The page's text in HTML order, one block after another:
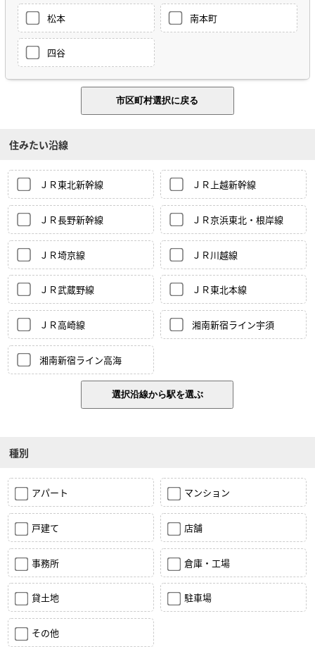
松本 南本町
四谷
住みたい沿線
ＪＲ東北新幹線 ＪＲ上越新幹線
ＪＲ長野新幹線 ＪＲ京浜東北・根岸線
ＪＲ埼京線 ＪＲ川越線
ＪＲ武蔵野線 ＪＲ東北本線
ＪＲ高崎線 湘南新宿ライン宇須
湘南新宿ライン高海
種別
アパート マンション
戸建て 店舗
事務所 倉庫・工場
貸土地 駐車場
その他